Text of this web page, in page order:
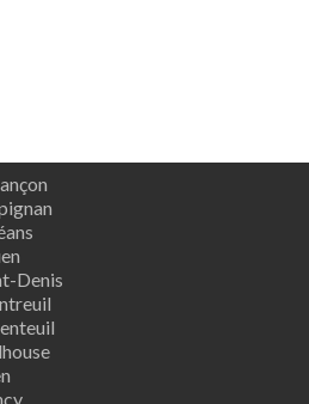
Denis